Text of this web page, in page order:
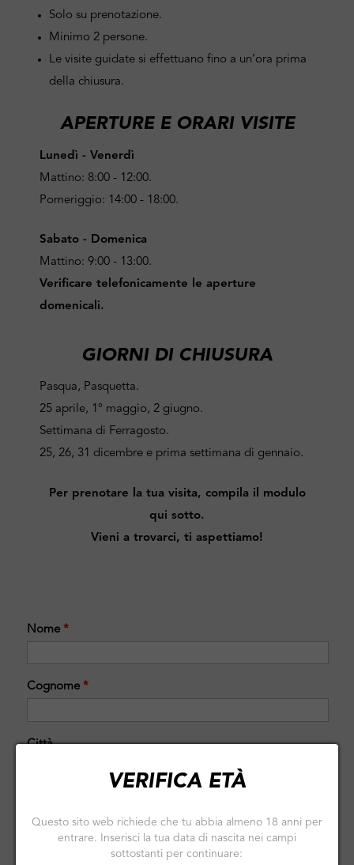
Solo su prenotazione.
Minimo 2 persone.
Le visite guidate si effettuano fino a un’ora prima
della chiusura.
APERTURE E ORARI VISITE
Lunedì - Venerdì
Mattino: 8:00 - 12:00.
Pomeriggio: 14:00 - 18:00.
Sabato - Domenica
Mattino: 9:00 - 13:00.
Verificare telefonicamente le aperture
domenicali.
GIORNI DI CHIUSURA
Pasqua, Pasquetta.
25 aprile, 1° maggio, 2 giugno.
Settimana di Ferragosto.
25, 26, 31 dicembre e prima settimana di gennaio.
Per prenotare la tua visita, compila il modulo
qui sotto.
Vieni a trovarci, ti aspettiamo!
Nome *
Cognome *
Città
VERIFICA ETÀ
Questo sito web richiede che tu abbia almeno 18 anni per
entrare. Inserisci la tua data di nascita nei campi
sottostanti per continuare: